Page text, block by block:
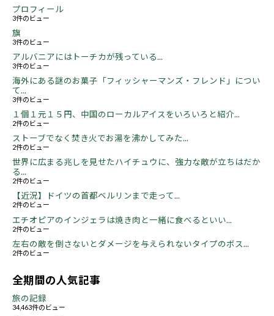
プロフィール
3件のビュー
旗
3件のビュー
アルバニアにはトーチカが残っている...
3件のビュー
海外にある謎のお菓子「フィッシャーマンズ・フレンド」につい
て...
3件のビュー
１個１元１５円、中国のローカルアイスをいろいろと紹介...
2件のビュー
ストーブでなく焚き火でお湯を沸かしてみた...
2件のビュー
世界に広まる兆しを見せたハイチュウに、強力な敵が立ちはだか
る...
2件のビュー
【近況】ドイツの首都ベルリンまで走って...
2件のビュー
エチオピアのインジェラは焼き肉と一緒に食べるといい...
2件のビュー
左右の敵を倒さないとダメージを与えられないタイプのボス...
2件のビュー
全期間の人気記事
旅の記録
34,463件のビュー